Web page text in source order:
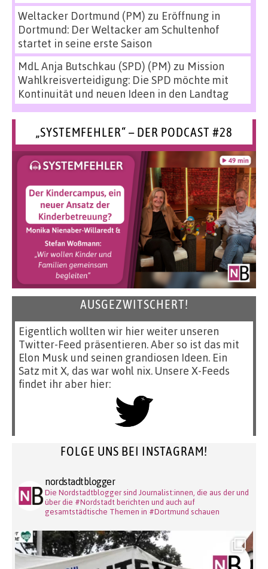
Weltacker Dortmund (PM) zu Eröffnung in
Dortmund: Der Weltacker am Schultenhof
startet in seine erste Saison
MdL Anja Butschkau (SPD) (PM) zu Mission
Wahlkreisverteidigung: Die SPD möchte mit
Kontinuität und neuen Ideen in den Landtag
„SYSTEMFEHLER“ – DER PODCAST #28
AUSGEZWITSCHERT!
Eigentlich wollten wir hier weiter unseren
Twitter-Feed präsentieren. Aber so ist das mit
Elon Musk und seinen grandiosen Ideen. Ein
Satz mit X, das war wohl nix. Unsere X-Feeds
findet ihr aber hier:
FOLGE UNS BEI INSTAGRAM!
nordstadtblogger
Die Nordstadtblogger sind Journalist:innen, die aus der und
über die #Nordstadt berichten und auch auf
gesamtstädtische Themen in #Dortmund schauen